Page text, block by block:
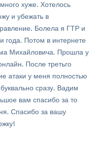
хуже. Хотелось
и убежать в
Болела я ГТР и
года. Потом в интернете
Михайловича. Прошла у
После третьго
атаки у меня полностью
сразу. Вадим
вам спасибо за то
Спасибо за вашу